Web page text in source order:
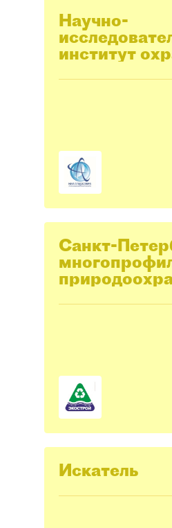
Научно-
институт
воздуха
Санкт-
унитарное
Искатель